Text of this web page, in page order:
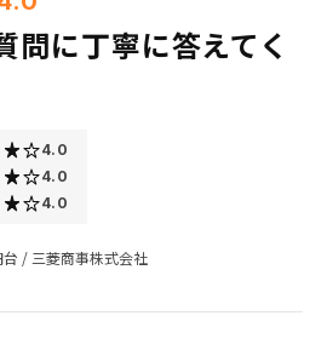
問に丁寧に答えてく
4.0
4.0
4.0
/ 三菱商事株式会社